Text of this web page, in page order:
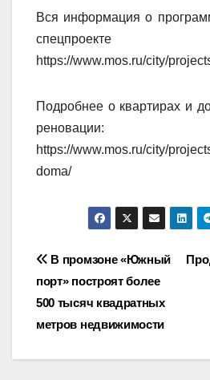
Вся информация о
https://www.mos.ru/city/
Подробнее о квартирах и
реновации:
https://www.mos.ru/city/
doma/
Навигация
по
записям
В промзоне «Южный
порт» построят более
500 тысяч квадратных
метров недвижимости